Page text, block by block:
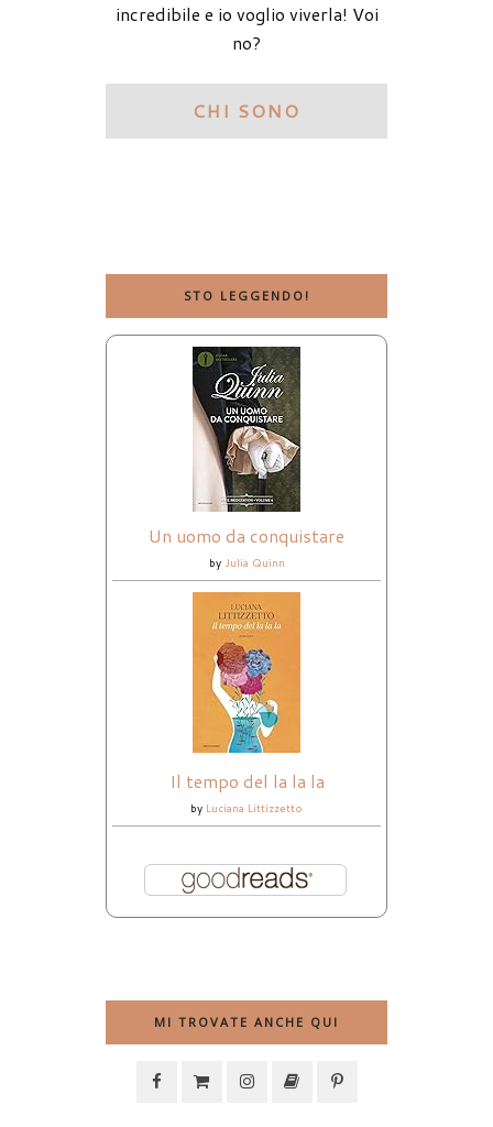
incredibile e io voglio viverla! Voi
no?
CHI SONO
STO LEGGENDO!
Un uomo da conquistare
by Julia Quinn
Il tempo del la la la
by Luciana Littizzetto
MI TROVATE ANCHE QUI